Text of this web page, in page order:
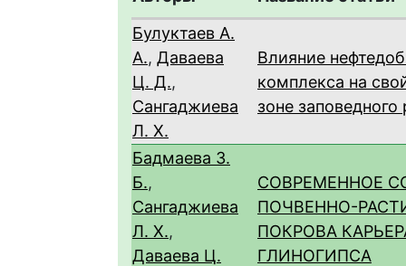
Булуктаев А.
А., Даваева
Ц. Д.,
Сангаджиева
Л. Х.
Влияние
комплекса на
зоне
Бадмаева З.
Б.,
Сангаджиева
Л. Х.,
Даваева Ц.
СОВРЕМЕННОЕ
ПОЧВЕННО-
ПОКРОВА
ГЛИНОГИПСА